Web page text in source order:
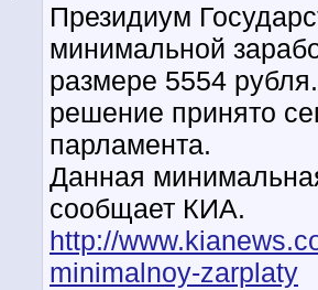
Президиум
минимальной
размере 5554
решение принято
парламента.
Данная
сообщает КИА.
http://
minimalnoy-zarplaty